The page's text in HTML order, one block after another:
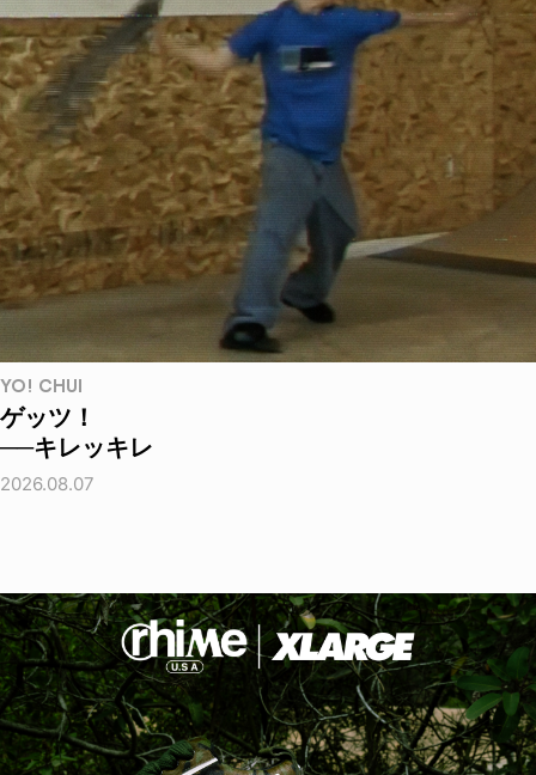
YO! CHUI
ゲッツ！
──キレッキレ
2026.08.07